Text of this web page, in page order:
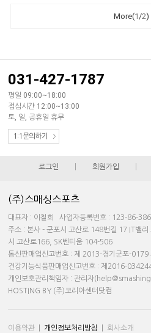
More(1/2)
031-427-1787
평일 09:00~18:00
점심시간 12:00~13:00
토, 일, 공휴일 휴무
1:1문의하기
로그인 회원가입
(주)스매싱스포츠
대표자 : 이철희 사업자등록번호 : 123-86-
주소 : 본사 - 군포시 고산로 148번길 17 IT밸
시 고산로166, SK벤티움 104-506
통신판매업신고번호 : 제 2013-경기군포-0179
건강기능식품판매업신고번호 : 제2016-
개인보호관리책임자 : 관리자
HOSTING BY (주)코리아센터닷컴
이용약관 개인정보처리방침 회사소개